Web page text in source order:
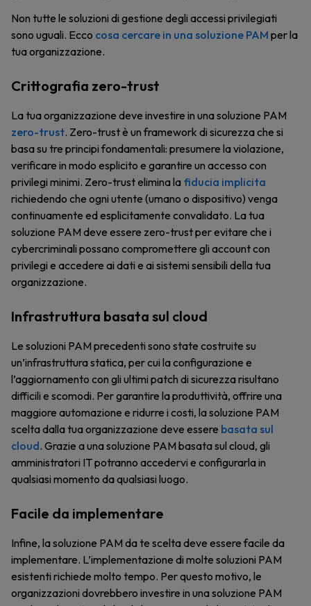
Non tutte le soluzioni di gestione degli accessi privilegiati
sono uguali. Ecco cosa cercare in una soluzione PAM per la
tua organizzazione.
Crittografia zero-trust
La tua organizzazione deve investire in una soluzione PAM
zero-trust. Zero-trust è un framework di sicurezza che si
basa su tre principi fondamentali: presumere la violazione,
verificare in modo esplicito e garantire un accesso con
privilegi minimi. Zero-trust elimina la fiducia implicita
richiedendo che ogni utente (umano o dispositivo) venga
continuamente ed esplicitamente convalidato. La tua
soluzione PAM deve essere zero-trust per evitare che i
cybercriminali possano compromettere gli account con
privilegi e accedere ai dati e ai sistemi sensibili della tua
organizzazione.
Infrastruttura basata sul cloud
Le soluzioni PAM precedenti sono state costruite su
un’infrastruttura statica, per cui la configurazione e
l’aggiornamento con gli ultimi patch di sicurezza risultano
difficili e scomodi. Per garantire la produttività, offrire una
maggiore automazione e ridurre i costi, la soluzione PAM
scelta dalla tua organizzazione deve essere basata sul
cloud. Grazie a una soluzione PAM basata sul cloud, gli
amministratori IT potranno accedervi e configurarla in
qualsiasi momento da qualsiasi luogo.
Facile da implementare
Infine, la soluzione PAM da te scelta deve essere facile da
implementare. L’implementazione di molte soluzioni PAM
esistenti richiede molto tempo. Per questo motivo, le
organizzazioni dovrebbero investire in una soluzione PAM